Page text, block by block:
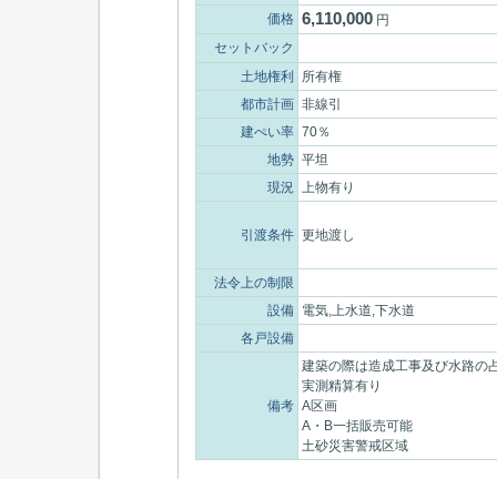
価格 6,110,000 円
セットバック
土地権利
所有権
都市計画 非線引
建ぺい率 70％
地勢 平坦
現況 上物有り
引渡条件 更地渡し
法令上の制限
設備 電気,上水道,下水道
各戸設備
備考
建築の際は造成工事及び水路の
実測精算有り
A区画
A・B一括販売可能
土砂災害警戒区域